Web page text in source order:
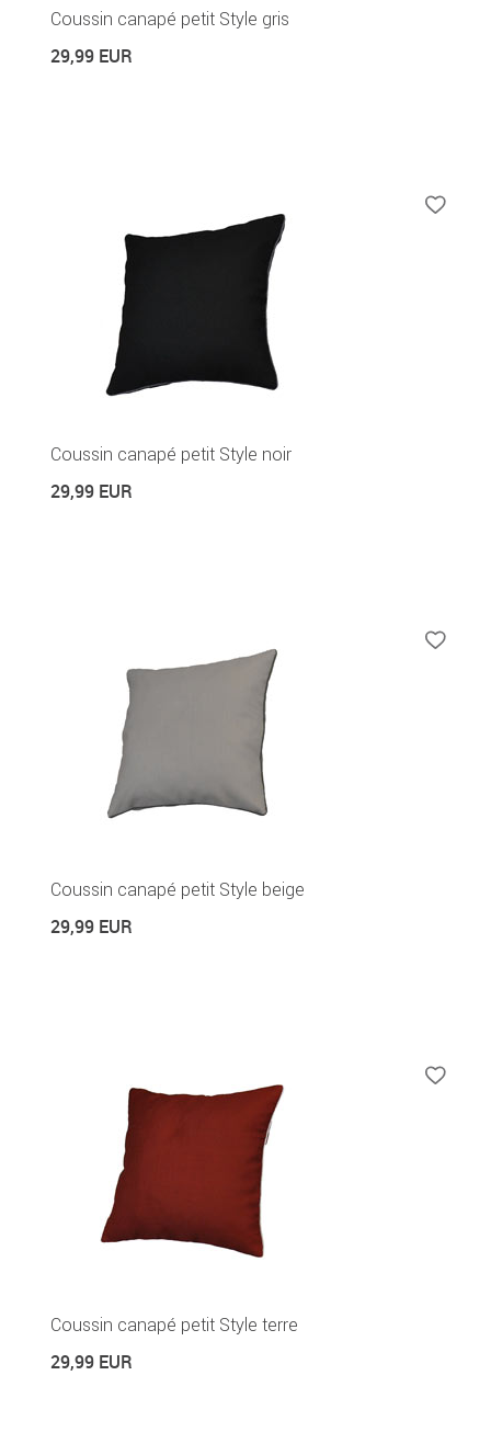
Coussin canapé petit Style gris
29,99 EUR
Coussin canapé petit Style noir
29,99 EUR
Coussin canapé petit Style beige
29,99 EUR
Coussin canapé petit Style terre
29,99 EUR